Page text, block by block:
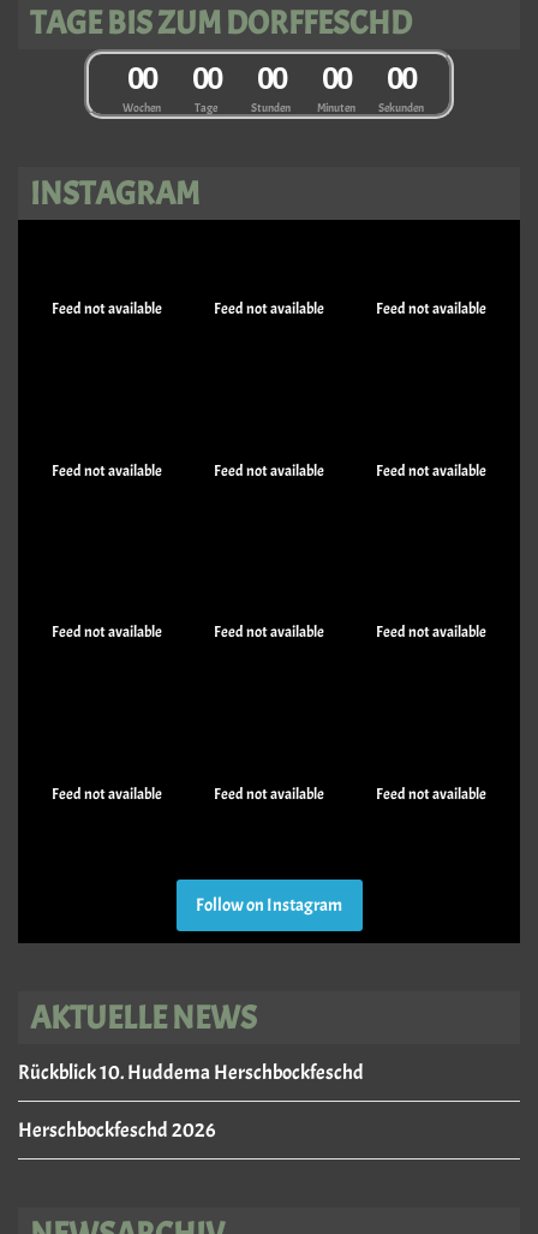
TAGE BIS ZUM DORFFESCHD
Wochen
00
Tage
00
Stunden
00
Minuten
00
Sekunden
00
INSTAGRAM
Feed not available Feed not available Feed not available
Feed not available Feed not available Feed not available
Feed not available Feed not available Feed not available
Feed not available Feed not available Feed not available
Follow on Instagram
AKTUELLE NEWS
Rückblick 10. Huddema Herschbockfeschd
Herschbockfeschd 2026